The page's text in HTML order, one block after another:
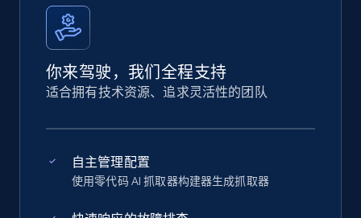
你来驾驶，我们全程支持
适合拥有技术资源、追求灵活性的团队
自主管理配置
使用零代码 AI 抓取器构建器生成抓取器